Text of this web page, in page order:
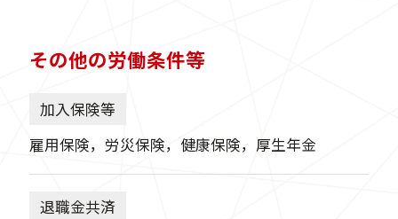
その他の労働条件等
加入保険等
雇用保険，労災保険，健康保険，厚生年金
退職金共済